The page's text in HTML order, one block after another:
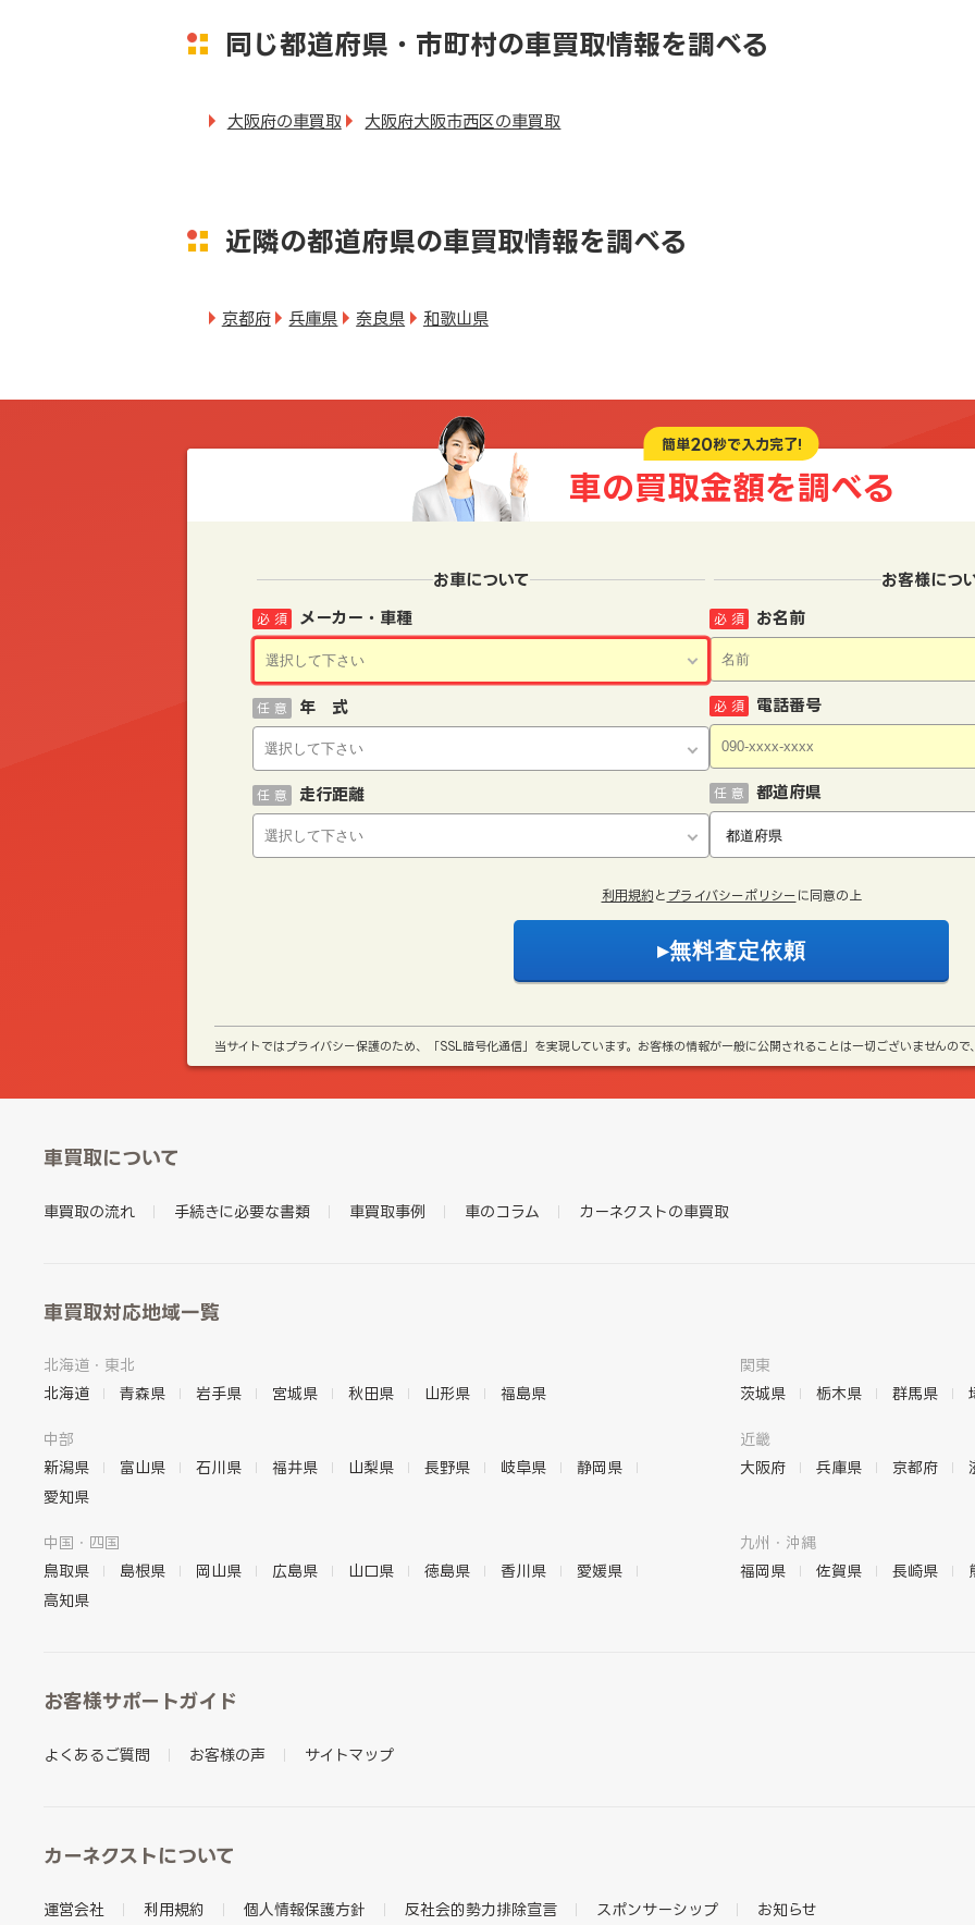
同じ都道府県・市町村の車買取情報を調べる
大阪府の車買取 大阪府大阪市西区の車買取
近隣の都道府県の車買取情報を調べる
京都府 兵庫県 奈良県 和歌山県
簡単20秒で入力完了!
車の買取金額を調べる
お車について
メーカー・車種
必 須
年 式
任 意
走行距離
任 意
お客様につ
お名前
必 須
電話番号
必 須
都道府県
任 意
利用規約 と プライバシーポリシー に同意の上
当サイトではプライバシー保護のため、「SSL暗号化通信」を実現しています。お客様の情報が一般に公開されることは一切ございませんの
車買取について
車買取の流れ 手続きに必要な書類 車買取事例 車のコラム カーネクストの車買取
車買取対応地域一覧
北海道・東北
北海道
青森県 岩手県 宮城県 秋田県 山形県 福島県
関東
茨城県
栃木県 群馬県
中部
新潟県
富山県 石川県 福井県 山梨県 長野県 岐阜県
静岡県
愛知県
近畿
大阪府
兵庫県 京都府
中国・四国
鳥取県
島根県 岡山県 広島県 山口県 徳島県 香川県
愛媛県
高知県
九州・沖縄
福岡県
佐賀県 長崎県
お客様サポートガイド
よくあるご質問 お客様の声 サイトマップ
カーネクストについて
運営会社 利用規約 個人情報保護方針 反社会的勢力排除宣言 スポンサーシップ お知らせ